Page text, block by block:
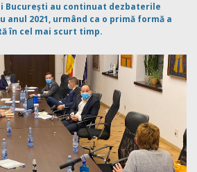
București au continuat dezbaterile
2021, urmând ca o primă formă a
în cel mai scurt timp.